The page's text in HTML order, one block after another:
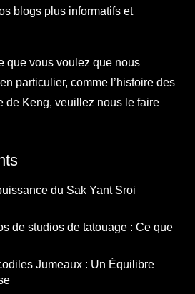
blogs plus informatifs et
que vous voulez que nous
particulier, comme l’histoire des
de Keng, veuillez nous le faire
du Sak Yant Sroi
de studios de tatouage : Ce que
Jumeaux : Un Équilibre